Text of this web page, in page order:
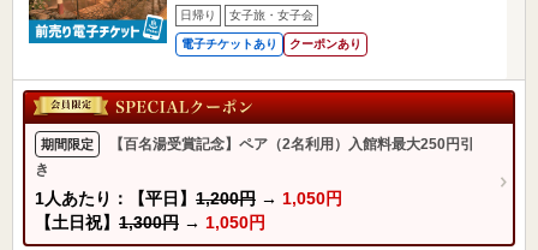
日帰り 女子旅・女子会
電子チケットあり クーポンあり
期間限定
【百名湯受賞記念】ペア（2名利用）入館料最大250円引
き
1人あたり：【平日】 1,200円 → 1,050円
【土日祝】 1,300円 → 1,050円